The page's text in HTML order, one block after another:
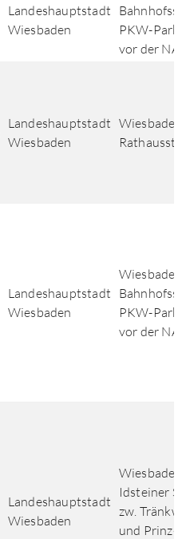
Landeshauptstadt
Wiesbaden
PKW-
vor der
Landeshauptstadt
Wiesbaden
Wiesbaden,
Landeshauptstadt
Wiesbaden
Wiesbaden,
PKW-
vor der
Landeshauptstadt
Wiesbaden
Wiesbaden,
Idsteiner
zw.
und Prinz-